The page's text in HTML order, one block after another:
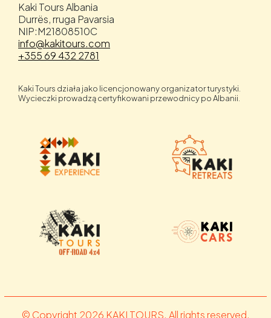
Kaki Tours Albania
Durrës, rruga Pavarsia
NIP:M21808510C
info@kakitours.com
+355 69 432 2781
Kaki Tours działa jako licencjonowany organizator turystyki.
Wycieczki prowadzą certyfikowani przewodnicy po Albanii.
© Copyright 2026 KAKI TOURS. All rights reserved.